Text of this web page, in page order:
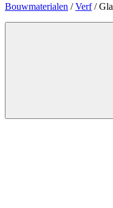
Bouwmaterialen /Verf/